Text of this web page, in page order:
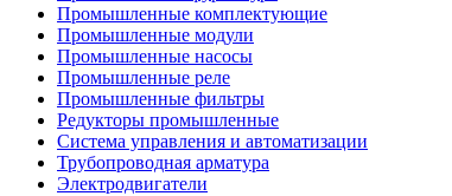
Промышленные комплектующие
Промышленные модули
Промышленные насосы
Промышленные реле
Промышленные фильтры
Редукторы промышленные
Система управления и автоматизации
Трубопроводная арматура
Электродвигатели